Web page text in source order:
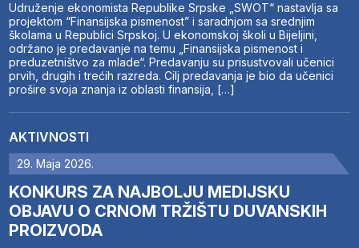
Udruženje ekonomista Republike Srpske „SWOT“ nastavlja sa
projektom “Finansijska pismenost” i saradnjom sa srednjim
školama u Republici Srpskoj. U ekonomskoj školi u Bijeljini,
održano je predavanje na temu „Finansijska pismenost i
preduzetništvo za mlade“. Predavanju su prisustvovali učenici
prvih, drugih i trećih razreda. Cilj predavanja je bio da učenici
prošire svoja znanja iz oblasti finansija, […]
AKTIVNOSTI
29. Maja 2026.
KONKURS ZA NAJBOLJU MEDIJSKU
OBJAVU O CRNOM TRŽIŠTU DUVANSKIH
PROIZVODA